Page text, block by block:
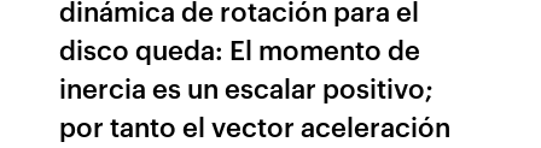
dinámica de rotación para el
disco queda: El momento de
inercia es un escalar positivo;
por tanto el vector aceleración